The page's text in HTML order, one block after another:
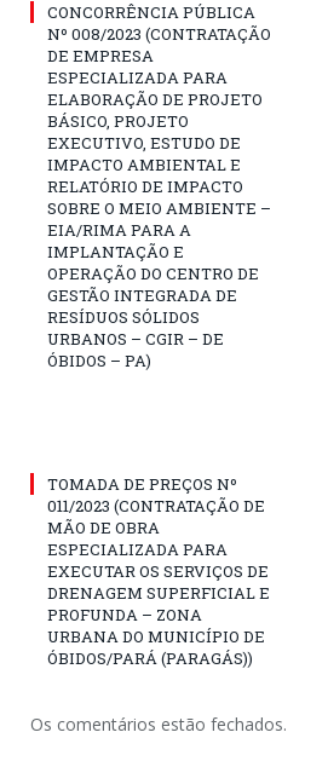
CONCORRÊNCIA PÚBLICA
Nº 008/2023 (CONTRATAÇÃO
DE EMPRESA
ESPECIALIZADA PARA
ELABORAÇÃO DE PROJETO
BÁSICO, PROJETO
EXECUTIVO, ESTUDO DE
IMPACTO AMBIENTAL E
RELATÓRIO DE IMPACTO
SOBRE O MEIO AMBIENTE –
EIA/RIMA PARA A
IMPLANTAÇÃO E
OPERAÇÃO DO CENTRO DE
GESTÃO INTEGRADA DE
RESÍDUOS SÓLIDOS
URBANOS – CGIR – DE
ÓBIDOS – PA)
TOMADA DE PREÇOS Nº
011/2023 (CONTRATAÇÃO DE
MÃO DE OBRA
ESPECIALIZADA PARA
EXECUTAR OS SERVIÇOS DE
DRENAGEM SUPERFICIAL E
PROFUNDA – ZONA
URBANA DO MUNICÍPIO DE
ÓBIDOS/PARÁ (PARAGÁS))
Os comentários estão fechados.